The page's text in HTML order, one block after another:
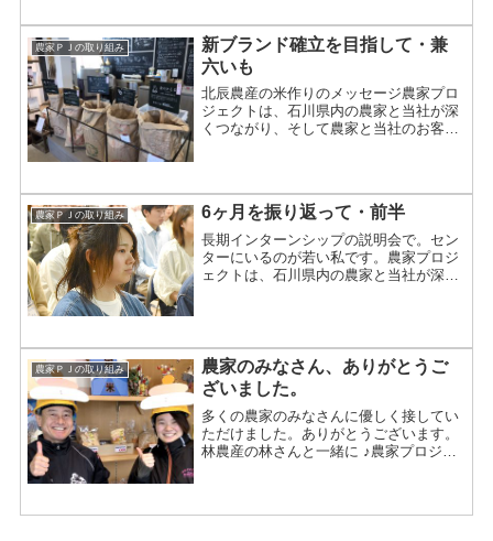
業化は一つの選択肢 ～ ...
農家ＰＪの取り組み
新ブランド確立を目指して・兼
六いも
北辰農産の米作りのメッセージ農家プロ
ジェクトは、石川県内の農家と当社が深
くつながり、そして農家と当社のお客様
ン生・金沢大学３年の浜本彩佳...
農家ＰＪの取り組み 6ヶ月を振り返って・前半
長期インターンシップの説明会で。セン
ターにいるのが若い私です。農家プロジ
ェクトは、石川県内の農家と当社が深く
代目・推進役の石川県立大...
農家ＰＪの取り組み
農家のみなさん、ありがとうご
ざいました。
多くの農家のみなさんに優しく接してい
ただけました。ありがとうございます。
林農産の林さんと一緒に ♪農家プロジェ
「未来を見つめる農家プロ...